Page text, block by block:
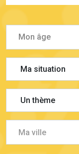
Ma ville